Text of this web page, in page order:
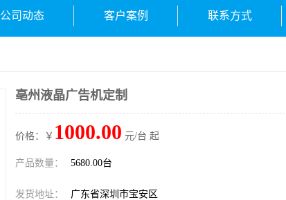
公司动态 客户案例 联系方式
亳州液晶广告机定制
价格：￥ 1000.00 元/台 起
产品数量： 5680.00台
发货地址： 广东省深圳市宝安区